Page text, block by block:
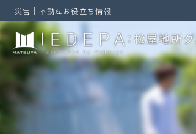
災害｜不動産お役立ち情報